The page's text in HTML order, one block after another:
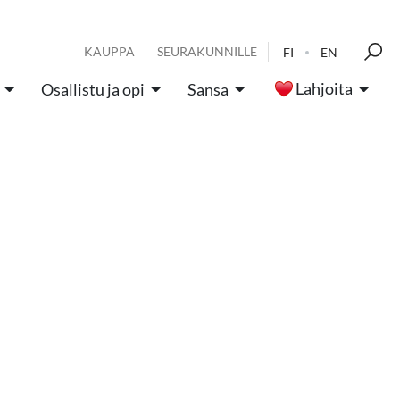
KAUPPA SEURAKUNNILLE FI EN
Osallistu ja opi Sansa Lahjoita